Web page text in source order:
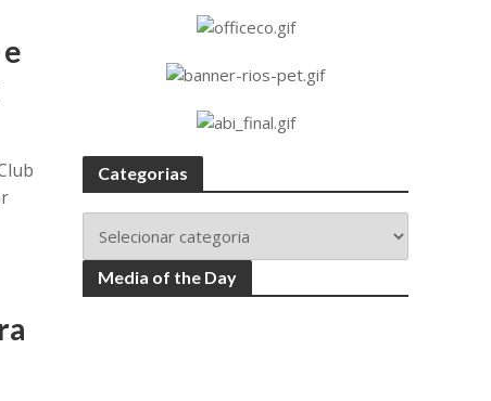
Categorias
Media of the Day